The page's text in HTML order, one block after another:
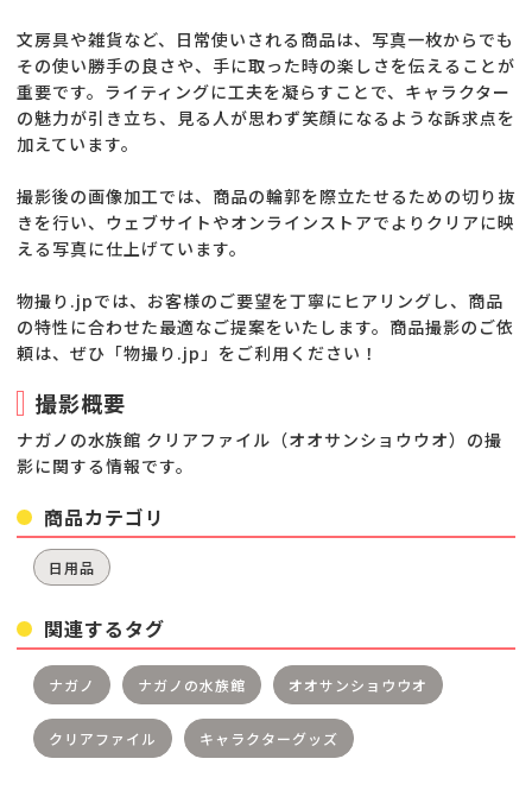
文房具や雑貨など、日常使いされる商品は、写真一枚からでも
その使い勝手の良さや、手に取った時の楽しさを伝えることが
重要です。ライティングに工夫を凝らすことで、キャラクター
の魅力が引き立ち、見る人が思わず笑顔になるような訴求点を
加えています。
撮影後の画像加工では、商品の輪郭を際立たせるための切り抜
きを行い、ウェブサイトやオンラインストアでよりクリアに映
える写真に仕上げています。
物撮り.jpでは、お客様のご要望を丁寧にヒアリングし、商品
の特性に合わせた最適なご提案をいたします。商品撮影のご依
頼は、ぜひ「物撮り.jp」をご利用ください！
撮影概要
ナガノの水族館 クリアファイル（オオサンショウウオ）の撮
影に関する情報です。
商品カテゴリ
日用品
関連するタグ
ナガノ ナガノの水族館 オオサンショウウオ
クリアファイル キャラクターグッズ